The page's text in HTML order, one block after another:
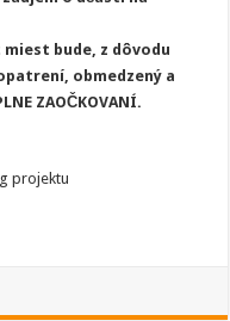
miest bude, z dôvodu
obmedzený a
ZAOČKOVANÍ.
projektu